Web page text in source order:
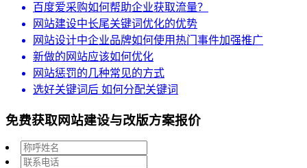
百度爱采购如何帮助企业获取流量？
网站建设中长尾关键词优化的优势
网站设计中企业品牌如何使用热门事件加强推广
新做的网站应该如何优化
网站惩罚的几种常见的方式
选好关键词后 如何分配关键词
免费获取网站建设与改版方案报价